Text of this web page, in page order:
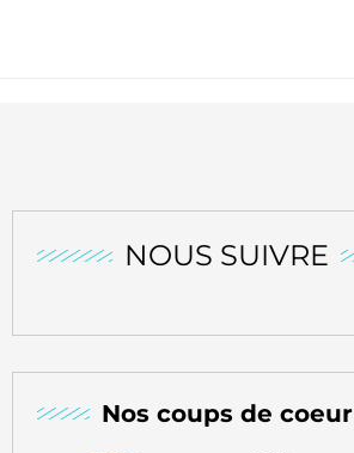
NOUS SUIVRE
Nos coups de coeur